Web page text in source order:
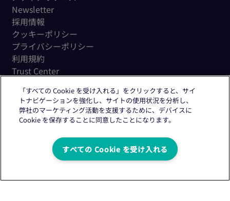
Newsletter
採用情報
クッキーポリシー
プライバシーポリシー
利用規約
Trust Center
Copyright © 2026 Citeline, a NorstellaCompany
「すべての Cookie を受け入れる」をクリックすると、サイ
トナビゲーションを強化し、サイトの使用状況を分析し、
弊社のマーケティング活動を支援するために、デバイスに
Cookie を保存することに同意したことになります。
すべての Cookie を受け入れる